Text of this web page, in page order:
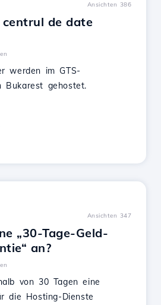
Ansichten 386
de date
werden im GTS-
Bukarest gehostet.
Ansichten 347
„30-Tage-Geld-
an?
von 30 Tagen eine
die Hosting-Dienste